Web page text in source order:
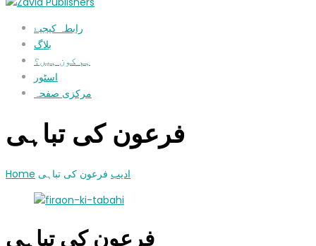
رابطہ کیجیۓ
بلاگ
ہم کون ہیں؟
اسٹور
مرکزی صفحہ
فرعون کی تباہی
Home ادیب فرعون کی تباہی
فرعون کی تباہی